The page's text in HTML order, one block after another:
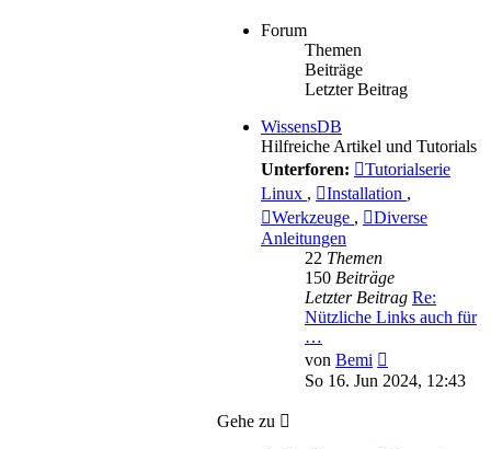
Forum
Themen
Beiträge
Letzter Beitrag
WissensDB
Hilfreiche Artikel und Tutorials
Unterforen:
Tutorialserie
Linux , Installation ,
Werkzeuge ,
Diverse
Anleitungen
22 Themen
150 Beiträge
Letzter Beitrag Re:
Nützliche Links auch für
…
von Bemi
Beitrag
So 16. Jun 2024, 12:43
Gehe zu